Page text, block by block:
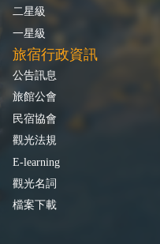
二星級
一星級
旅宿行政資訊
公告訊息
旅館公會
民宿協會
觀光法規
E-learning
觀光名詞
檔案下載